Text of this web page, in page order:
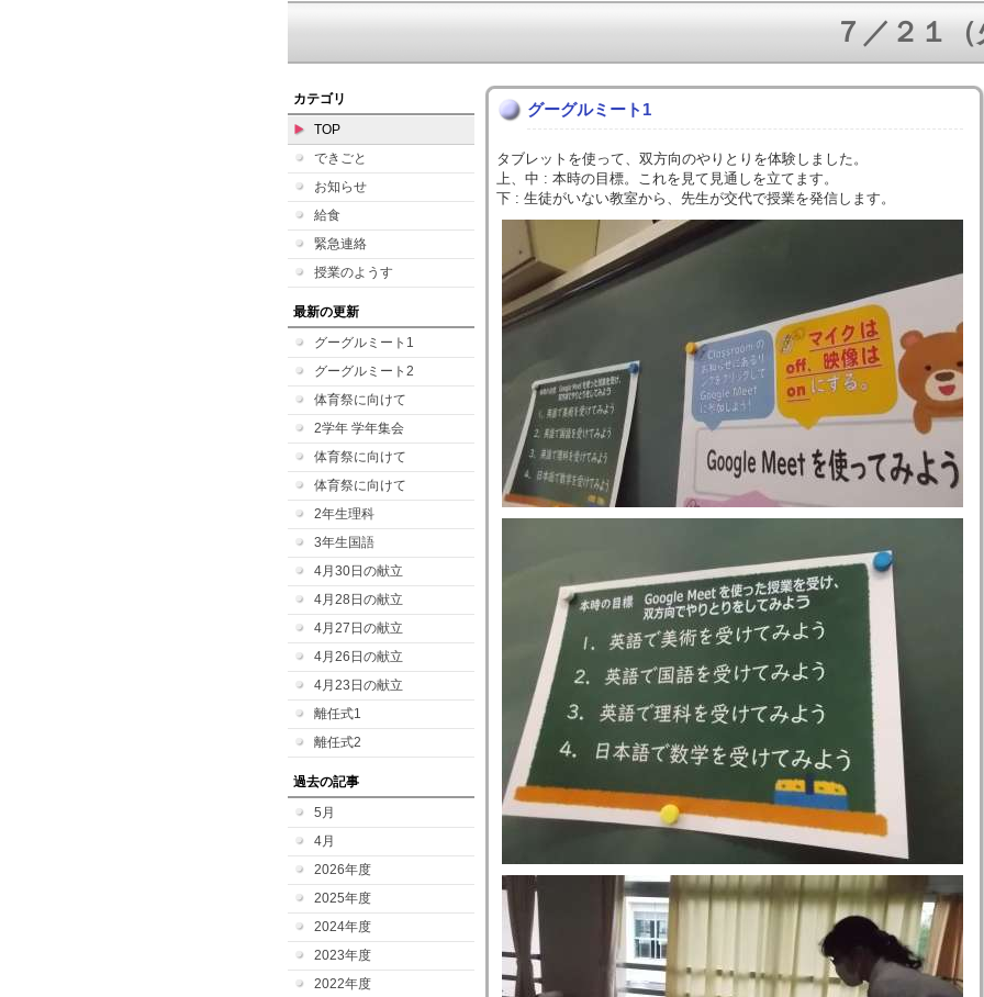
７／２１（火
カテゴリ
TOP
できごと
お知らせ
給食
緊急連絡
授業のようす
最新の更新
グーグルミート1
グーグルミート2
体育祭に向けて
2学年 学年集会
体育祭に向けて
体育祭に向けて
2年生理科
3年生国語
4月30日の献立
4月28日の献立
4月27日の献立
4月26日の献立
4月23日の献立
離任式1
離任式2
過去の記事
5月
4月
2026年度
2025年度
2024年度
2023年度
2022年度
グーグルミート1
タブレットを使って、双方向のやりとりを体験しました。
上、中 : 本時の目標。これを見て見通しを立てます。
下 : 生徒がいない教室から、先生が交代で授業を発信します。